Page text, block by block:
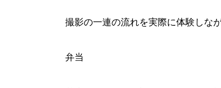
撮影の一連の流れを実際に体験しな
弁当